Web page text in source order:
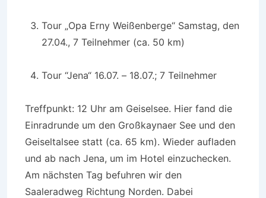
Tour „Opa Erny Weißenberge“ Samstag, den
27.04., 7 Teilnehmer (ca. 50 km)
Tour “Jena“ 16.07. – 18.07.; 7 Teilnehmer
Treffpunkt: 12 Uhr am Geiselsee. Hier fand die
Einradrunde um den Großkaynaer See und den
Geiseltalsee statt (ca. 65 km). Wieder aufladen
und ab nach Jena, um im Hotel einzuchecken.
Am nächsten Tag befuhren wir den
Saaleradweg Richtung Norden. Dabei